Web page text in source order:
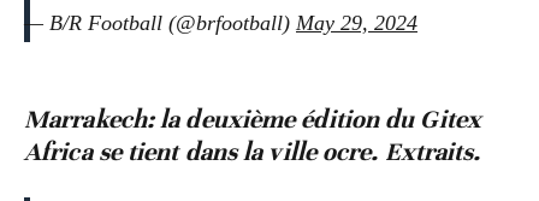
— B/R Football (@brfootball) May 29, 2024
Marrakech: la deuxième édition du Gitex
Africa se tient dans la ville ocre. Extraits.